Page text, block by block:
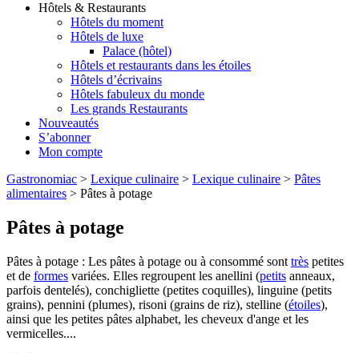
Hôtels & Restaurants
Hôtels du moment
Hôtels de luxe
Palace (hôtel)
Hôtels et restaurants dans les étoiles
Hôtels d’écrivains
Hôtels fabuleux du monde
Les grands Restaurants
Nouveautés
S’abonner
Mon compte
Gastronomiac > Lexique culinaire > Lexique culinaire > Pâtes
alimentaires > Pâtes à potage
Pâtes à potage
Pâtes à potage : Les pâtes à potage ou à consommé sont très petites
et de formes variées. Elles regroupent les anellini (petits anneaux,
parfois dentelés), conchigliette (petites coquilles), linguine (petits
grains), pennini (plumes), risoni (grains de riz), stelline (étoiles),
ainsi que les petites pâtes alphabet, les cheveux d'ange et les
vermicelles....